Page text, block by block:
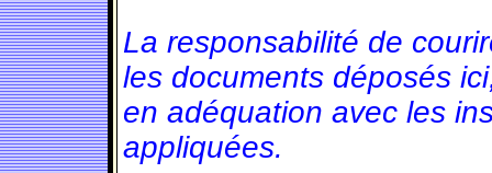
La responsabilité de
les documents déposés
en adéquation avec les
appliquées.